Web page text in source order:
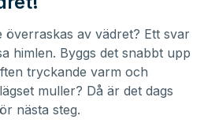
överraskas av vädret? Ett svar
himlen. Byggs det snabbt upp
tryckande varm och
muller? Då är det dags
nästa steg.